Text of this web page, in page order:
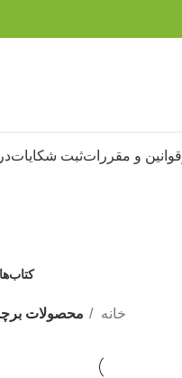
قوانین و مقرراتثبت شکایات
خانه محصولات